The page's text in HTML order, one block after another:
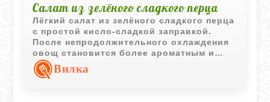
Салат из зелёного сладкого перца
Лёгкий салат из зелёного сладкого перца
с простой кисло-сладкой заправкой.
После непродолжительного охлаждения
овощ становится более ароматным и
приобретает приятный маринованный
вкус.Вилка